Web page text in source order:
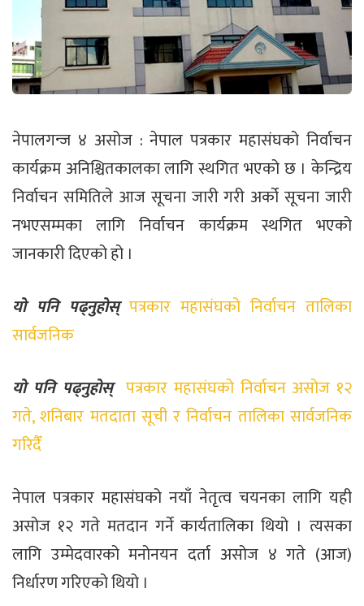
नेपालगन्ज ४ असोज : नेपाल पत्रकार महासंघको निर्वाचन
कार्यक्रम अनिश्चितकालका लागि स्थगित भएको छ । केन्द्रिय
निर्वाचन समितिले आज सूचना जारी गरी अर्को सूचना जारी
नभएसम्मका लागि निर्वाचन कार्यक्रम स्थगित भएको
जानकारी दिएको हो ।
यो पनि पढ्नुहोस् पत्रकार महासंघको निर्वाचन तालिका
सार्वजनिक
यो पनि पढ्नुहोस् पत्रकार महासंघको निर्वाचन असोज १२
गते, शनिबार मतदाता सूची र निर्वाचन तालिका सार्वजनिक
गरिदैँ
नेपाल पत्रकार महासंघको नयाँ नेतृत्व चयनका लागि यही
असोज १२ गते मतदान गर्ने कार्यतालिका थियो । त्यसका
लागि उम्मेदवारको मनोनयन दर्ता असोज ४ गते (आज)
निर्धारण गरिएको थियो ।